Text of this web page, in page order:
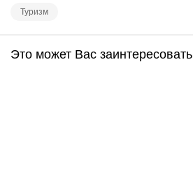
Туризм
Это может Вас заинтересовать